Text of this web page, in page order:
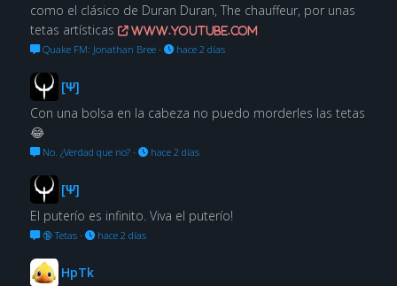
como el clásico de Duran Duran, The chauffeur, por unas
tetas artísticas
www.youtube.com
Quake FM: Jonathan Bree· hace 2 días
[Ψ]
Con una bolsa en la cabeza no puedo morderles las tetas
😂
No. ¿Verdad que no?· hace 2 días
[Ψ]
El puterío es infinito. Viva el puterío!
🔞 Tetas· hace 2 días
HpTk